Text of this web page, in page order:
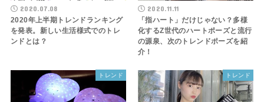
2020.07.08
2020年上半期トレンドランキング
を発表。新しい生活様式でのトレ
ンドとは？
2020.11.11
「指ハート」だけじゃない？多様
化するZ世代のハートポーズと流行
の源泉、次のトレンドポーズを紹
介！
トレンド トレンド